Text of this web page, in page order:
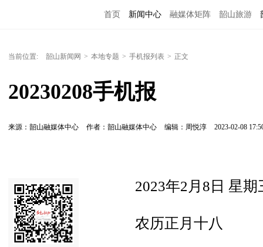
首页 新闻中心 融媒体矩阵 韶山旅游
当前位置: 韶山新闻网 > 本地专题 > 手机报列表 > 正文
20230208手机报
来源：韶山融媒体中心 作者：韶山融媒体中心 编辑：周悦淳 2023-02-08
2023年2月8日 星期
农历正月十八